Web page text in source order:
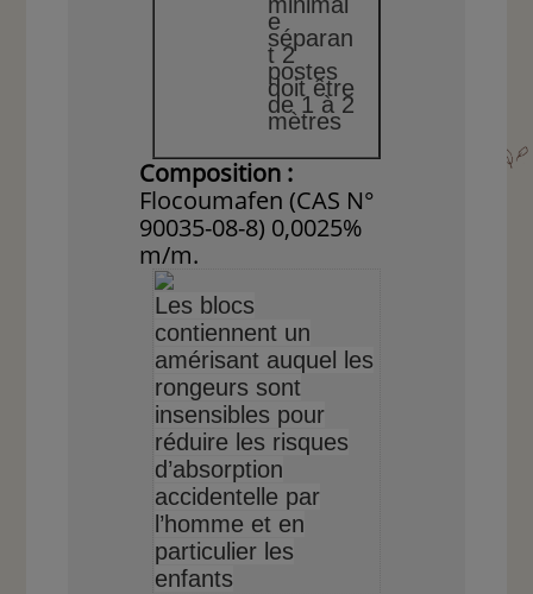
e
séparan
t 2
postes
doit être
de 1 à 2
mètres
Composition :
Flocoumafen (CAS N°
90035-08-8) 0,0025%
m/m.
Les blocs
contiennent un
amérisant auquel les
rongeurs sont
insensibles pour
réduire les risques
d’absorption
accidentelle par
l’homme et en
particulier les
enfants